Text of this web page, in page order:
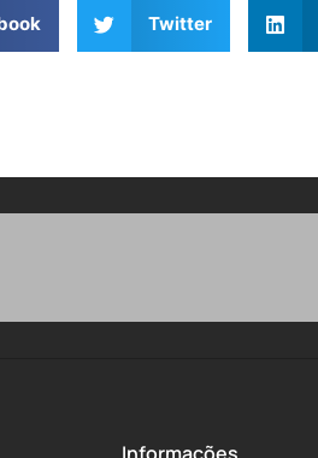
Twitter